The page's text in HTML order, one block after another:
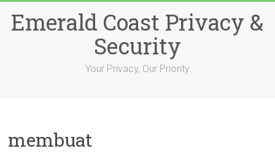
content
Emerald Coast Privacy &
Security
Your Privacy, Our Priority
membuat